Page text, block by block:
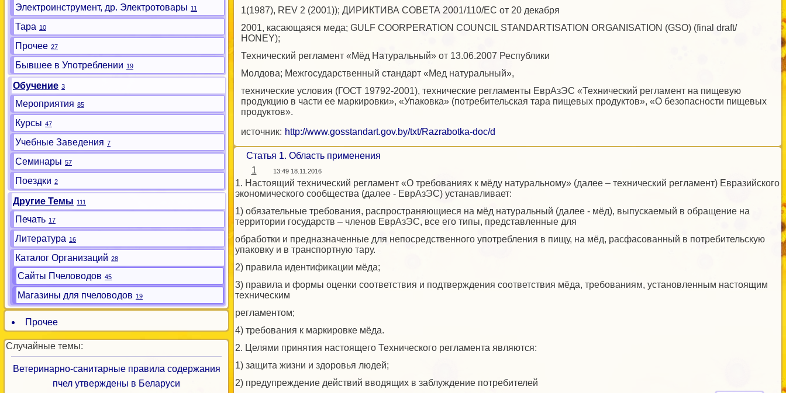
1(1987), REV 2 (2001)); ДИРИКТИВА СОВЕТА 2001/110/ЕС от 20 декабря
2001, касающаяся меда; GULF COORPERATION COUNCIL STANDARTISATION ORGANISATION (GSO) (final draft/
HONEY);
Технический регламент «Мёд Натуральный» от 13.06.2007 Республики
Молдова; Межгосударственный стандарт «Мед натуральный»,
технические условия (ГОСТ 19792-2001), технические регламенты ЕврАзЭС «Технический регламент на пищевую
продукцию в части ее маркировки», «Упаковка» (потребительская тара пищевых продуктов», «О безопасности пищевых
продуктов».
источник: http://www.gosstandart.gov.by/txt/Razrabotka-doc/d
Статья 1. Область применения
1
13:49 18.11.2016
1. Настоящий технический регламент «О требованиях к мёду натуральному» (далее – технический регламент) Евразийского
экономического сообщества (далее - ЕврАзЭС) устанавливает:
1) обязательные требования, распространяющиеся на мёд натуральный (далее - мёд), выпускаемый в обращение на
территории государств – членов ЕврАзЭС, все его типы, представленные для
обработки и предназначенные для непосредственного употребления в пищу, на мёд, расфасованный в потребительскую
упаковку и в транспортную тару.
2) правила идентификации мёда;
3) правила и формы оценки соответствия и подтверждения соответствия мёда, требованиям, установленным настоящим
техническим
регламентом;
4) требования к маркировке мёда.
2. Целями принятия настоящего Технического регламента являются:
1) защита жизни и здоровья людей;
2) предупреждение действий вводящих в заблуждение потребителей
Электроинструмент, др. Электротовары 11
Тара 10
Прочее 27
Бывшее в Употреблении 19
Обучение 3
Мероприятия 85
Курсы 47
Учебные Заведения 7
Семинары 57
Поездки 2
Другие Темы 111
Печать 17
Литература 16
Каталог Организаций 28
Сайты Пчеловодов 45
Магазины для пчеловодов 19
Прочее
Случайные темы:
Ветеринарно-санитарные правила содержания
пчел утверждены в Беларуси